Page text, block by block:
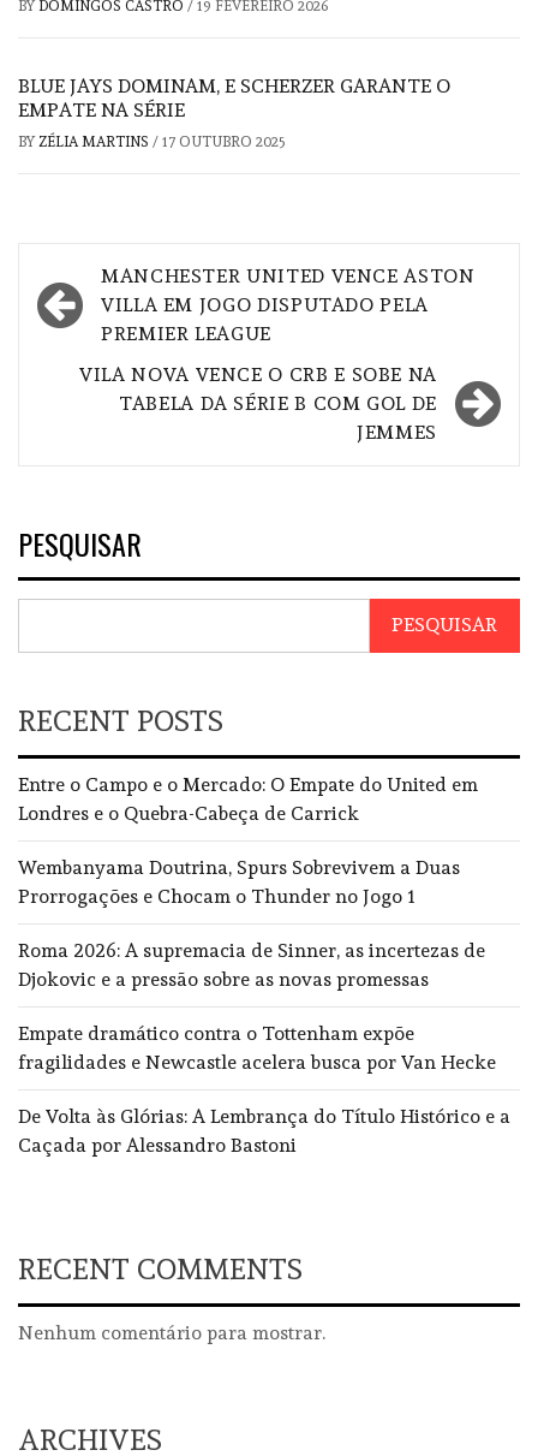
BY DOMINGOS CASTRO / 19 FEVEREIRO 2026
BLUE JAYS DOMINAM, E SCHERZER GARANTE O
EMPATE NA SÉRIE
BY ZÉLIA MARTINS / 17 OUTUBRO 2025
Navegação
de
artigos
MANCHESTER UNITED VENCE ASTON
VILLA EM JOGO DISPUTADO PELA
PREMIER LEAGUE
VILA NOVA VENCE O CRB E SOBE NA
TABELA DA SÉRIE B COM GOL DE
JEMMES
PESQUISAR
PESQUISAR
RECENT POSTS
Entre o Campo e o Mercado: O Empate do United em
Londres e o Quebra-Cabeça de Carrick
Wembanyama Doutrina, Spurs Sobrevivem a Duas
Prorrogações e Chocam o Thunder no Jogo 1
Roma 2026: A supremacia de Sinner, as incertezas de
Djokovic e a pressão sobre as novas promessas
Empate dramático contra o Tottenham expõe
fragilidades e Newcastle acelera busca por Van Hecke
De Volta às Glórias: A Lembrança do Título Histórico e a
Caçada por Alessandro Bastoni
RECENT COMMENTS
Nenhum comentário para mostrar.
ARCHIVES